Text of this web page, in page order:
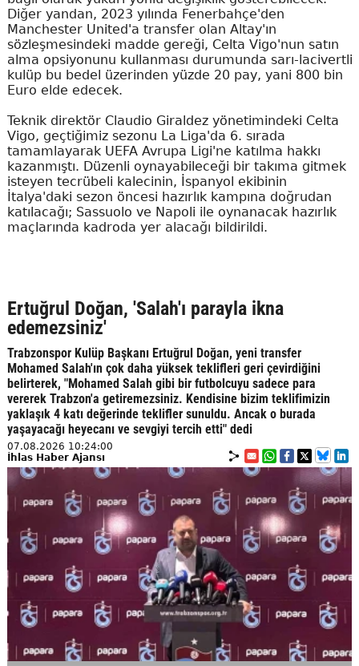
Diğer yandan, 2023 yılında Fenerbahçe'den
Manchester United'a transfer olan Altay'ın
sözleşmesindeki madde gereği, Celta Vigo'nun satın
alma opsiyonunu kullanması durumunda sarı-lacivertli
kulüp bu bedel üzerinden yüzde 20 pay, yani 800 bin
Euro elde edecek.
Teknik direktör Claudio Giraldez yönetimindeki Celta
Vigo, geçtiğimiz sezonu La Liga'da 6. sırada
tamamlayarak UEFA Avrupa Ligi'ne katılma hakkı
kazanmıştı. Düzenli oynayabileceği bir takıma gitmek
isteyen tecrübeli kalecinin, İspanyol ekibinin
İtalya'daki sezon öncesi hazırlık kampına doğrudan
katılacağı; Sassuolo ve Napoli ile oynanacak hazırlık
maçlarında kadroda yer alacağı bildirildi.
Ertuğrul Doğan, 'Salah'ı parayla ikna
edemezsiniz'
Trabzonspor Kulüp Başkanı Ertuğrul Doğan, yeni transfer
Mohamed Salah'ın çok daha yüksek teklifleri geri çevirdiğini
belirterek, "Mohamed Salah gibi bir futbolcuyu sadece para
vererek Trabzon'a getiremezsiniz. Kendisine bizim teklifimizin
yaklaşık 4 katı değerinde teklifler sunuldu. Ancak o burada
yaşayacağı heyecanı ve sevgiyi tercih etti" dedi
07.08.2026 10:24:00
İhlas Haber Ajansı